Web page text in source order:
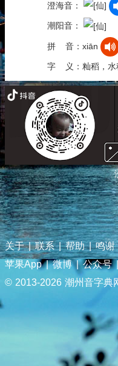
澄海音：
潮阳音：
拼 音：xiān
字 义：籼稻，水
关于 | 联系 | 帮助 | 鸣谢
苹果App | 微博 | 公众号 |
© 2013-2026 潮州音字典